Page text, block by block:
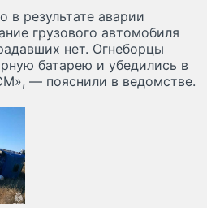
в результате аварии
грузового автомобиля
нет. Огнеборцы
батарею и убедились в
— пояснили в ведомстве.